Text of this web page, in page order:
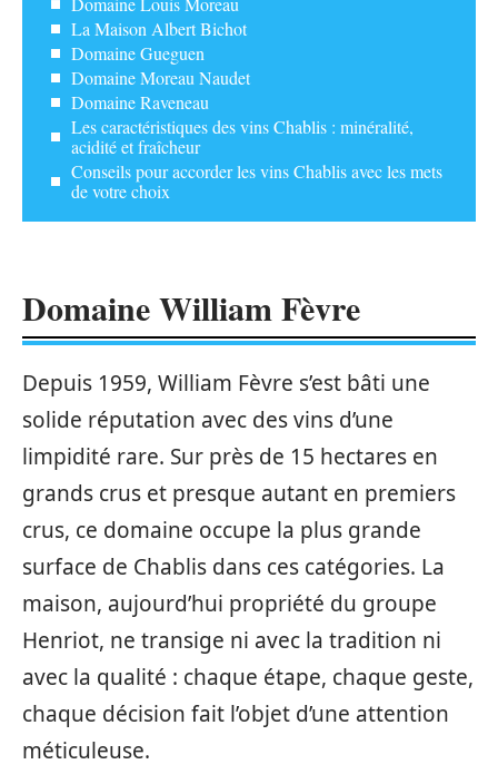
La Maison Albert Bichot
Domaine Gueguen
Domaine Moreau Naudet
Domaine Raveneau
Les caractéristiques des vins Chablis : minéralité,
acidité et fraîcheur
Conseils pour accorder les vins Chablis avec les mets
de votre choix
Domaine William Fèvre
Depuis 1959, William Fèvre s’est bâti une
solide réputation avec des vins d’une
limpidité rare. Sur près de 15 hectares en
grands crus et presque autant en premiers
crus, ce domaine occupe la plus grande
surface de Chablis dans ces catégories. La
maison, aujourd’hui propriété du groupe
Henriot, ne transige ni avec la tradition ni
avec la qualité : chaque étape, chaque geste,
chaque décision fait l’objet d’une attention
méticuleuse.